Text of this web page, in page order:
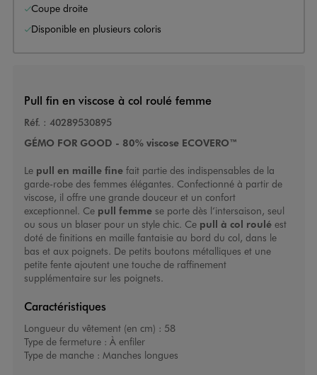
Coupe droite
Disponible en plusieurs coloris
Pull fin en viscose à col roulé femme
Réf. : 40289530895
GÉMO FOR GOOD - 80% viscose ECOVERO™
Le pull en maille finefait partie des indispensables de la
garde-robe des femmes élégantes. Confectionné à partir de
viscose, il offre une grande douceur et un confort
exceptionnel. Ce pull femmese porte dès l’intersaison, seul
ou sous un blaser pour un style chic. Ce pull à col rouléest
doté de finitions en maille fantaisie au bord du col, dans le
bas et aux poignets. De petits boutons métalliques et une
petite fente ajoutent une touche de raffinement
supplémentaire sur les poignets.
Caractéristiques
Longueur du vêtement (en cm) : 58
Type de fermeture : À enfiler
Type de manche : Manches longues